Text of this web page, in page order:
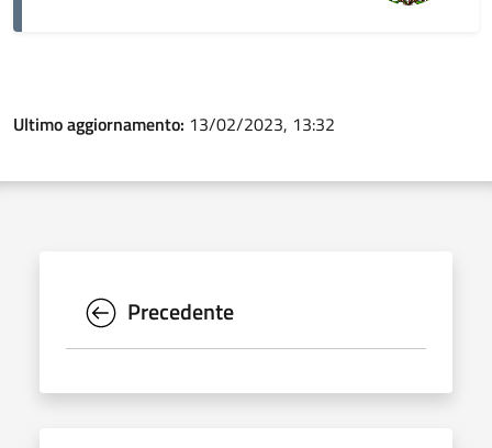
Ultimo aggiornamento: 13/02/2023, 13:32
Precedente